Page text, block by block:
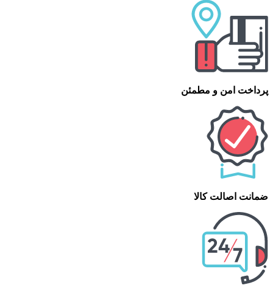
پرداخت امن و مطمئن
ضمانت اصالت کالا